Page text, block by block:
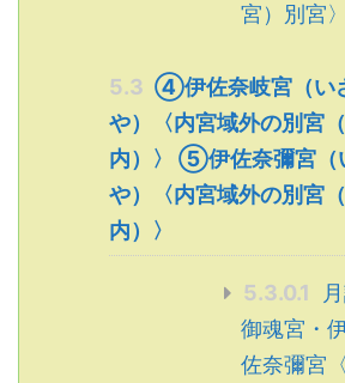
宮）別宮〉
5.3 ④伊佐奈岐宮（い
や）〈内宮域外の別宮
内）〉 ⑤伊佐奈彌宮（
や）〈内宮域外の別宮
内）〉
5.3.0.1
御魂宮・
佐奈彌宮